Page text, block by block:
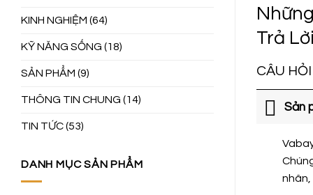
KINH NGHIỆM (64)
KỸ NĂNG SỐNG (18)
SẢN PHẨM (9)
THÔNG TIN CHUNG (14)
TIN TỨC(53)
DANH MỤC SẢN PHẨM
Trả
CÂU
Sản
nhân,